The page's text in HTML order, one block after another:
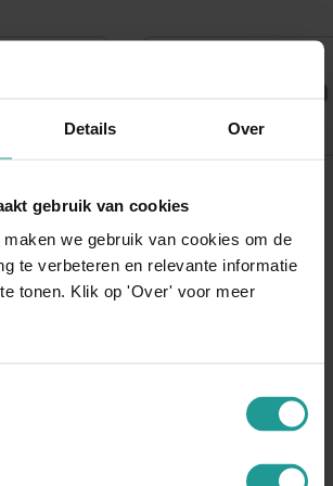
Details Over
gebruik van cookies
we gebruik van cookies om de
te verbeteren en relevante informatie
tonen. Klik op 'Over' voor meer
overIncompany
groep mensen wil inspireren op